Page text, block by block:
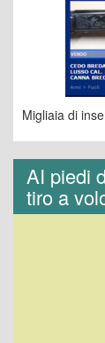
Migliaia di
AI piedi
tiro a